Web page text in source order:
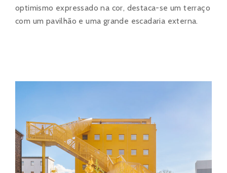
optimismo expressado na cor, destaca-se um terraço
com um pavilhão e uma grande escadaria externa.